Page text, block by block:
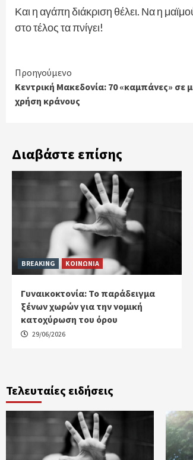
Και η αγάπη διάκριση θέλει. Να η
στο τέλος τα πνίγει!
Continue
Reading
Προηγούμενο
Κεντρική Μακεδονία: 70 «καμπάνες» σε
χρήση κράνους
Διαβάστε επίσης
BREAKING ΚΟΙΝΩΝΙΑ
Γυναικοκτονία: Το παράδειγμα
ξένων χωρών για την νομική
κατοχύρωση του όρου
29/06/2026
Τελευταίες ειδήσεις